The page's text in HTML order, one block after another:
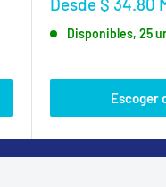
venta
Disponibles, 25
Escoger